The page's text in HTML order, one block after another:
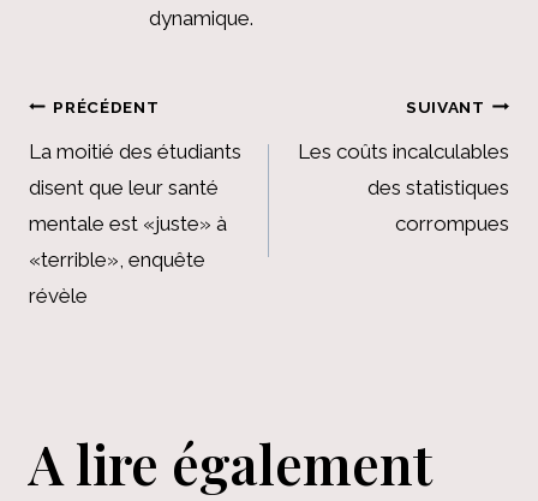
dynamique.
Navigation
de
l’article
PRÉCÉDENT
La moitié des étudiants
disent que leur santé
mentale est «juste» à
«terrible», enquête
révèle
SUIVANT
Les coûts incalculables
des statistiques
corrompues
A lire également